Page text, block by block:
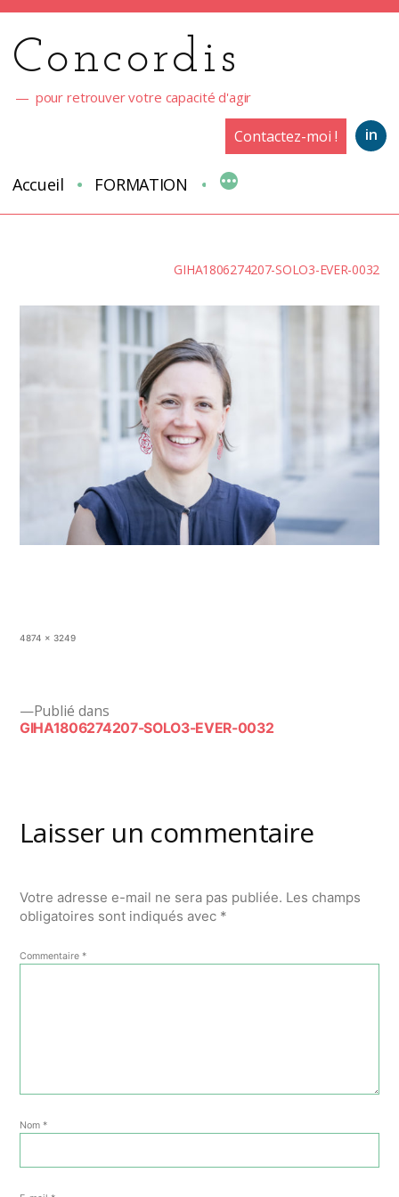
contenu
Concordis
pour retrouver votre capacité d'agir
in
Contactez-moi !
Accueil FORMATION
GIHA1806274207-SOLO3-EVER-0032
Taille
4874 × 3249
Navigation
Publié dans
GIHA1806274207-SOLO3-EVER-0032
Laisser un commentaire
Votre adresse e-mail ne sera pas publiée. Les champs
obligatoires sont indiqués avec *
Commentaire *
Nom *